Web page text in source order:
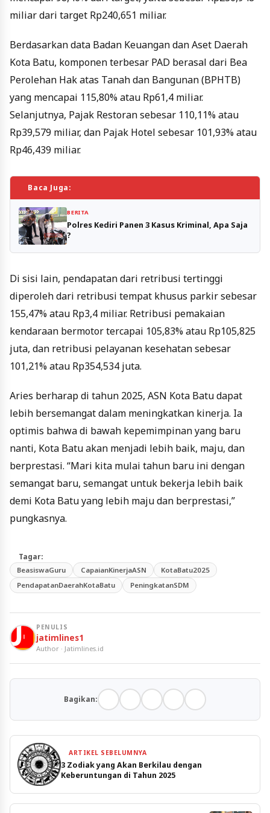
miliar dari target Rp240,651 miliar.
Berdasarkan data Badan Keuangan dan Aset Daerah
Kota Batu, komponen terbesar PAD berasal dari Bea
Perolehan Hak atas Tanah dan Bangunan (BPHTB)
yang mencapai 115,80% atau Rp61,4 miliar.
Selanjutnya, Pajak Restoran sebesar 110,11% atau
Rp39,579 miliar, dan Pajak Hotel sebesar 101,93% atau
Rp46,439 miliar.
Baca Juga:
BERITA
Polres Kediri Panen 3 Kasus Kriminal, Apa Saja
?
Di sisi lain, pendapatan dari retribusi tertinggi
diperoleh dari retribusi tempat khusus parkir sebesar
155,47% atau Rp3,4 miliar. Retribusi pemakaian
kendaraan bermotor tercapai 105,83% atau Rp105,825
juta, dan retribusi pelayanan kesehatan sebesar
101,21% atau Rp354,534 juta.
Aries berharap di tahun 2025, ASN Kota Batu dapat
lebih bersemangat dalam meningkatkan kinerja. Ia
optimis bahwa di bawah kepemimpinan yang baru
nanti, Kota Batu akan menjadi lebih baik, maju, dan
berprestasi. “Mari kita mulai tahun baru ini dengan
semangat baru, semangat untuk bekerja lebih baik
demi Kota Batu yang lebih maju dan berprestasi,”
pungkasnya.
Tagar:
BeasiswaGuru CapaianKinerjaASN
KotaBatu2025
PendapatanDaerahKotaBatu
PeningkatanSDM
PENULIS
jatimlines1
Author · Jatimlines.id
Bagikan:
ARTIKEL SEBELUMNYA
3 Zodiak yang Akan Berkilau dengan
Keberuntungan di Tahun 2025